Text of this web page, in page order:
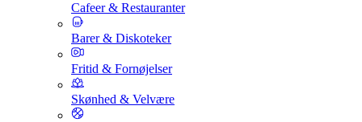
Cafeer & Restauranter
Barer & Diskoteker
Fritid & Fornøjelser
Skønhed & Velvære